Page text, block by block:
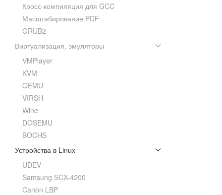
Кросс-компиляция для GCC
Масштабирование PDF
GRUB2
Виртуализация, эмуляторы
VMPlayer
KVM
QEMU
VIRSH
Wine
DOSEMU
BOCHS
Устройства в Linux
UDEV
Samsung SCX-4200
Canon LBP